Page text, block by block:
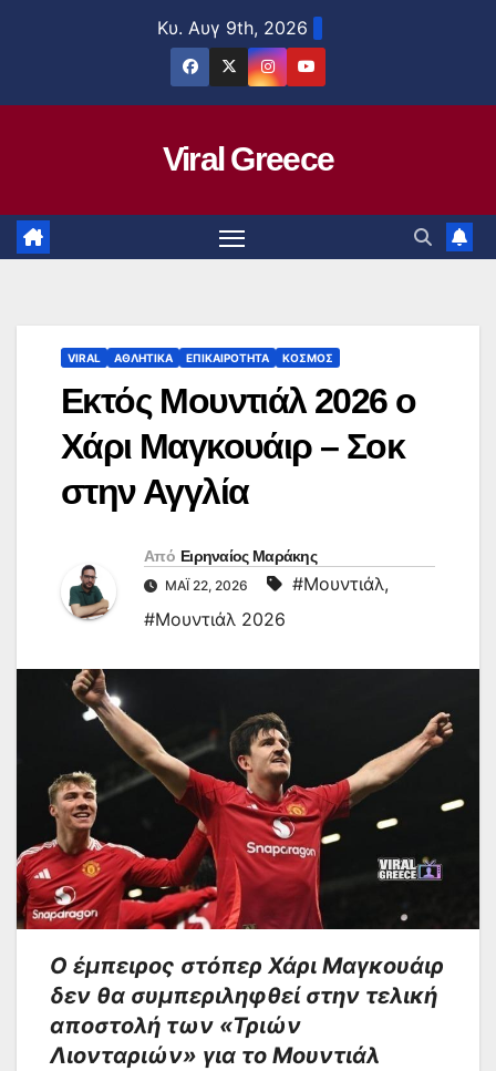
Κυ. Αυγ 9th, 2026
Viral Greece
VIRAL ΑΘΛΗΤΙΚΑ ΕΠΙΚΑΙΡΟΤΗΤΑ ΚΟΣΜΟΣ
Εκτός Μουντιάλ 2026 ο
Χάρι Μαγκουάιρ – Σοκ
στην Αγγλία
Από Ειρηναίος Μαράκης
ΜΆΙ 22, 2026 #Μουντιάλ,
#Μουντιάλ 2026
Ο έμπειρος στόπερ Χάρι Μαγκουάιρ
δεν θα συμπεριληφθεί στην τελική
αποστολή των «Τριών
Λιονταριών» για το Μουντιάλ